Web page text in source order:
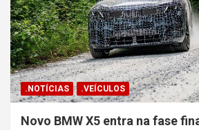
.NOTÍCIAS .VEÍCULOS
Novo BMW X5 entra na fase